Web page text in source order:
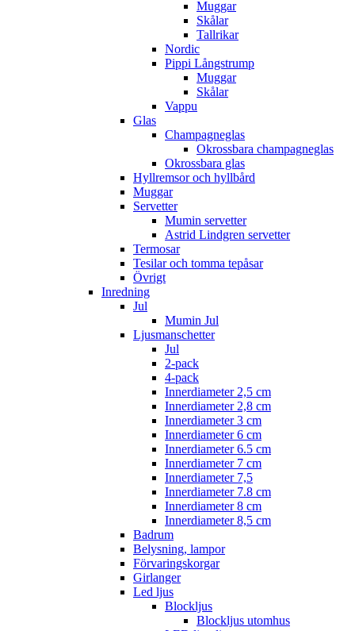
Muggar
Skålar
Tallrikar
Nordic
Pippi Långstrump
Muggar
Skålar
Vappu
Glas
Champagneglas
Okrossbara champagneglas
Okrossbara glas
Hyllremsor och hyllbård
Muggar
Servetter
Mumin servetter
Astrid Lindgren servetter
Termosar
Tesilar och tomma tepåsar
Övrigt
Inredning
Jul
Mumin Jul
Ljusmanschetter
Jul
2-pack
4-pack
Innerdiameter 2,5 cm
Innerdiameter 2,8 cm
Innerdiameter 3 cm
Innerdiameter 6 cm
Innerdiameter 6.5 cm
Innerdiameter 7 cm
Innerdiameter 7,5
Innerdiameter 7.8 cm
Innerdiameter 8 cm
Innerdiameter 8,5 cm
Badrum
Belysning, lampor
Förvaringskorgar
Girlanger
Led ljus
Blockljus
Blockljus utomhus